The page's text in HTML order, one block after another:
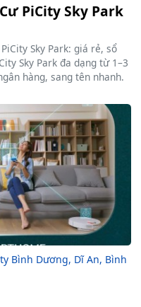
Park
PiCity Sky Park
Sky Park: giá rẻ, sổ
Sky Park đa dạng từ 1–3
hàng, sang tên nhanh.
Bình Dương, Dĩ An, Bình